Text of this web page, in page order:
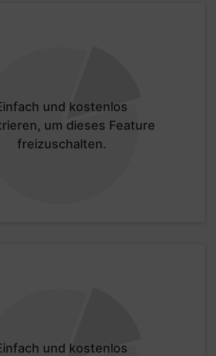
und kostenlos
um dieses Feature
freizuschalten.
und kostenlos